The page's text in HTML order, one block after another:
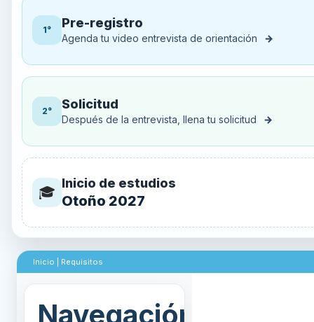
1° Pre-registro
Agenda tu video entrevista de orientación →
2° Solicitud
Después de la entrevista, llena tu solicitud →
🎓
Inicio de estudios
Otoño 2027
Inicio Requisitos